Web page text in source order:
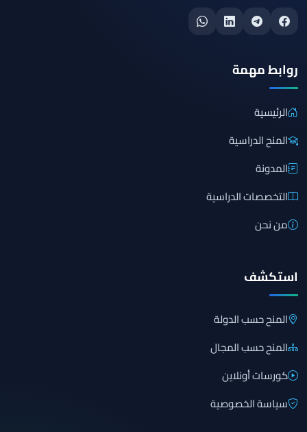
روابط مهمة
الرئيسية
المنح الدراسية
المدونة
التخصصات الدراسية
من نحن
استكشف
المنح حسب الدولة
المنح حسب المجال
كورسات أونلاين
سياسة الخصوصية